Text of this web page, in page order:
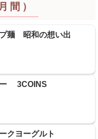
間）
麺 昭和の想い出
ー 3COINS
クヨーグルト